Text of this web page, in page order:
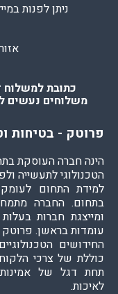
ניתן לפנות
כתובת למשלוח
משלוחים נעשים
פרוטק - בטיחות
הינה חברה העוסקת
למידת התחום
בתחום. החברה
ומייצגת חברות
עומדות בראשן. פרוטק
החידושים
כוללת של צרכי
תחת דגל של אמינות,
לאיכות.